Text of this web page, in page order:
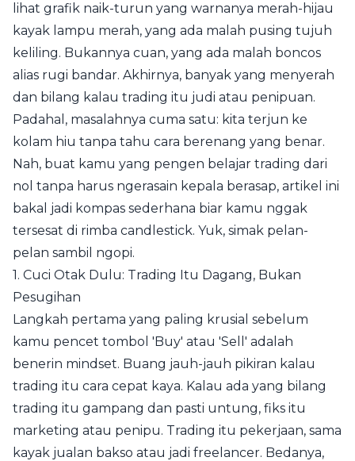
lihat grafik naik-turun yang warnanya merah-hijau
kayak lampu merah, yang ada malah pusing tujuh
keliling. Bukannya cuan, yang ada malah boncos
alias rugi bandar. Akhirnya, banyak yang menyerah
dan bilang kalau trading itu judi atau penipuan.
Padahal, masalahnya cuma satu: kita terjun ke
kolam hiu tanpa tahu cara berenang yang benar.
Nah, buat kamu yang pengen belajar trading dari
nol tanpa harus ngerasain kepala berasap, artikel ini
bakal jadi kompas sederhana biar kamu nggak
tersesat di rimba candlestick. Yuk, simak pelan-
pelan sambil ngopi.
1. Cuci Otak Dulu: Trading Itu Dagang, Bukan
Pesugihan
Langkah pertama yang paling krusial sebelum
kamu pencet tombol 'Buy' atau 'Sell' adalah
benerin mindset. Buang jauh-jauh pikiran kalau
trading itu cara cepat kaya. Kalau ada yang bilang
trading itu gampang dan pasti untung, fiks itu
marketing atau penipu. Trading itu pekerjaan, sama
kayak jualan bakso atau jadi freelancer. Bedanya,